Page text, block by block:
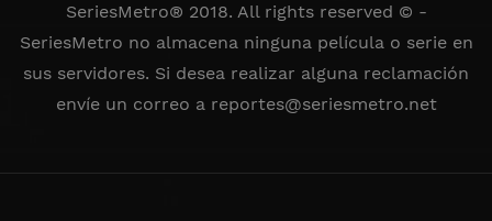
SeriesMetro® 2018. All rights reserved © -
SeriesMetro no almacena ninguna película o serie en
sus servidores. Si desea realizar alguna reclamación
envíe un correo a reportes@seriesmetro.net